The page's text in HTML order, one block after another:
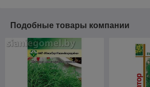
Подобные товары компании